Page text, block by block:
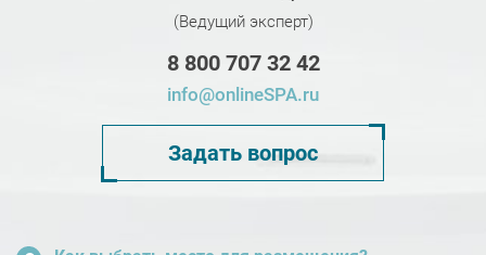
(Ведущий эксперт)
8 800 707 32 42
info@onlineSPA.ru
Задать вопрос